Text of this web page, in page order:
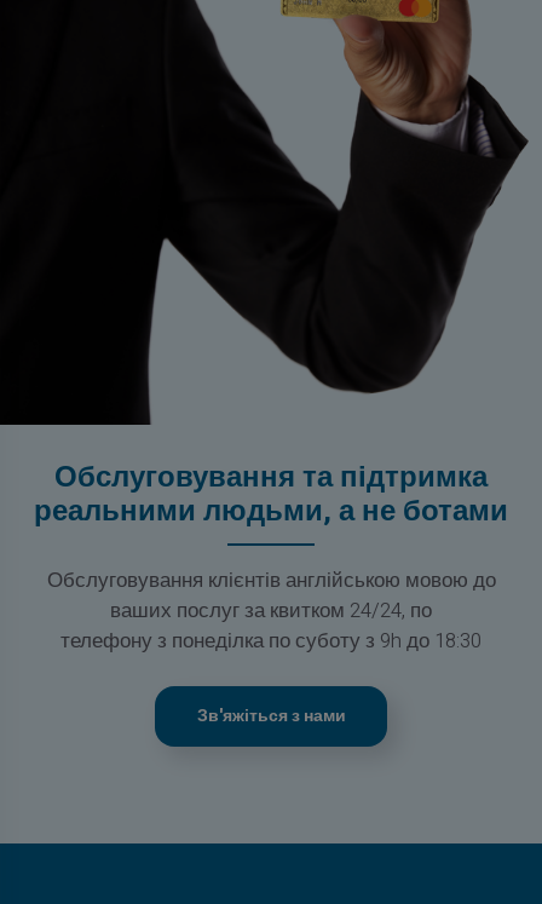
Обслуговування та підтримка
реальними людьми, а не ботами
Обслуговування клієнтів англійською мовою до
ваших послуг за квитком 24/24, по
телефону з понеділка по суботу з 9h до 18:30
Зв'яжіться з нами